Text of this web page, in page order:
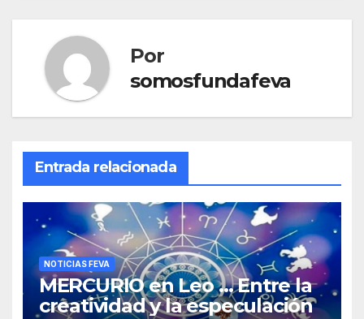
Por
somosfundafeva
Entrada relacionada
NOTICIAS FEVA
MERCURIO en Leo … Entre la
creatividad y la especulación